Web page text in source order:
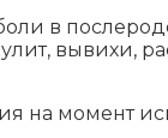
в
вывихи,
на момент